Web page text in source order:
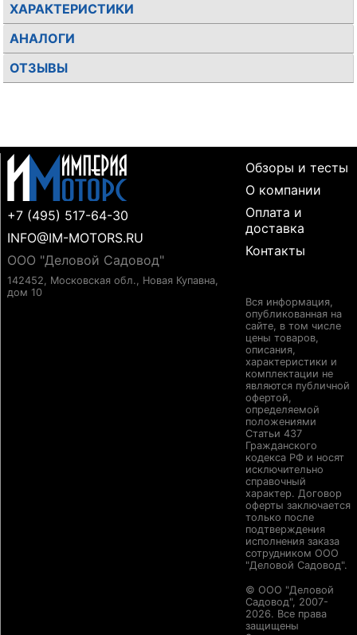
ХАРАКТЕРИСТИКИ
АНАЛОГИ
ОТЗЫВЫ
+7 (495) 517-64-30
INFO@IM-MOTORS.RU
ООО "Деловой Садовод"
142452, Московская обл., Новая Купавна,
дом 10
Обзоры и тесты
О компании
Оплата и
доставка
Контакты
Вся информация,
опубликованная на
сайте, в том числе
цены товаров,
описания,
характеристики и
комплектации не
являются публичной
офертой,
определяемой
положениями
Статьи 437
Гражданского
кодекса РФ и носят
исключительно
справочный
характер. Договор
оферты заключается
только после
подтверждения
исполнения заказа
сотрудником ООО
"Деловой Садовод".
© ООО "Деловой
Садовод", 2007-
2026. Все права
защищены